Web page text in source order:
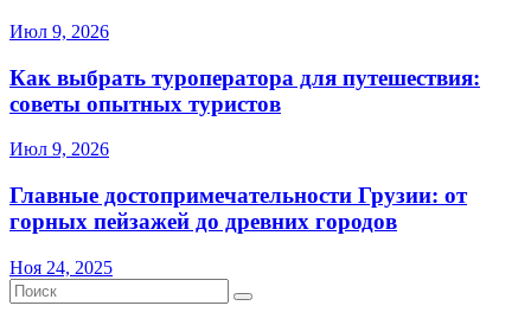
Июл 9, 2026
Как выбрать туроператора для путешествия:
советы опытных туристов
Июл 9, 2026
Главные достопримечательности Грузии: от
горных пейзажей до древних городов
Ноя 24, 2025